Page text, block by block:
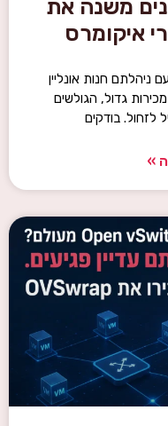
משנה את
איקומרס
ניהלתם חנות אונליין
גדול, הגולשים
לזחול. בודקים
»